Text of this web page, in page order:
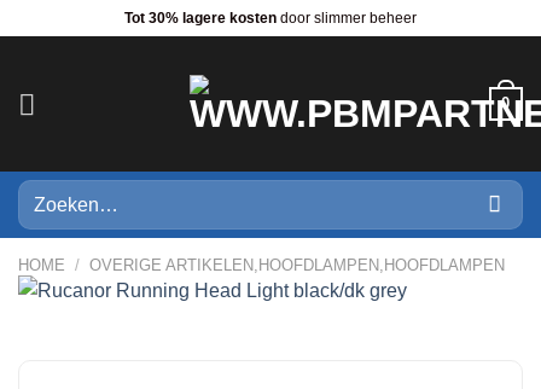
Tot 30% lagere kosten door slimmer beheer
0
Zoeken
naar:
HOME / OVERIGE ARTIKELEN,HOOFDLAMPEN,HOOFDLAMPEN